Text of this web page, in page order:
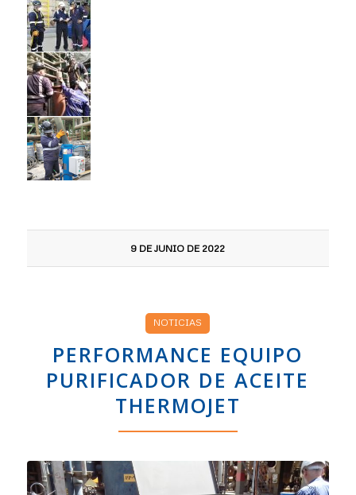
9 DE JUNIO DE 2022
NOTICIAS
PERFORMANCE EQUIPO
PURIFICADOR DE ACEITE
THERMOJET